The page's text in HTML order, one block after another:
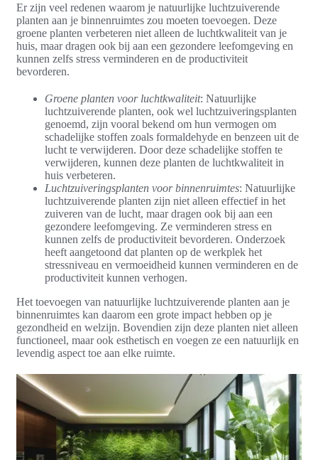
Er zijn veel redenen waarom je natuurlijke luchtzuiverende
planten aan je binnenruimtes zou moeten toevoegen. Deze
groene planten verbeteren niet alleen de luchtkwaliteit van je
huis, maar dragen ook bij aan een gezondere leefomgeving en
kunnen zelfs stress verminderen en de productiviteit
bevorderen.
Groene planten voor luchtkwaliteit: Natuurlijke
luchtzuiverende planten, ook wel luchtzuiveringsplanten
genoemd, zijn vooral bekend om hun vermogen om
schadelijke stoffen zoals formaldehyde en benzeen uit de
lucht te verwijderen. Door deze schadelijke stoffen te
verwijderen, kunnen deze planten de luchtkwaliteit in
huis verbeteren.
Luchtzuiveringsplanten voor binnenruimtes: Natuurlijke
luchtzuiverende planten zijn niet alleen effectief in het
zuiveren van de lucht, maar dragen ook bij aan een
gezondere leefomgeving. Ze verminderen stress en
kunnen zelfs de productiviteit bevorderen. Onderzoek
heeft aangetoond dat planten op de werkplek het
stressniveau en vermoeidheid kunnen verminderen en de
productiviteit kunnen verhogen.
Het toevoegen van natuurlijke luchtzuiverende planten aan je
binnenruimtes kan daarom een grote impact hebben op je
gezondheid en welzijn. Bovendien zijn deze planten niet alleen
functioneel, maar ook esthetisch en voegen ze een natuurlijk en
levendig aspect toe aan elke ruimte.